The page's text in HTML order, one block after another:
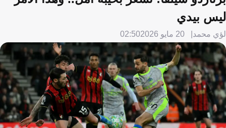
ليس بيدي
لؤي محمد 20 مايو 2026 02:50